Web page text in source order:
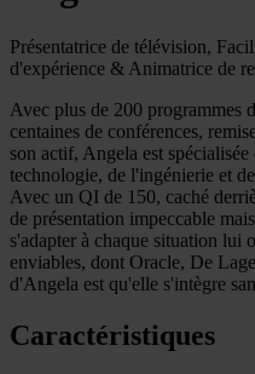
Présentatrice de télévision,
d'expérience & Animatrice de
Avec plus de 200 programmes
centaines de conférences,
son actif, Angela est
technologie, de l'ingénierie et
Avec un QI de 150, caché
de présentation impeccable
s'adapter à chaque situation lui
enviables, dont Oracle, De
d'Angela est qu'elle s'intègre
Caractéristiques